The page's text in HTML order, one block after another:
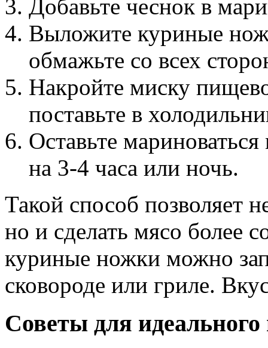
Добавьте чеснок в
Выложите куриные
обмажьте со всех
Накройте миску
поставьте в
Оставьте
на 3-4 часа или ночь.
Такой способ позволяет
но и сделать мясо более
куриные ножки можно
сковороде или гриле.
Советы для